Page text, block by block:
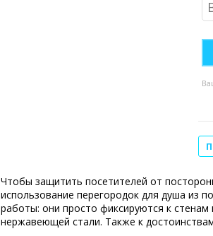
Чтобы защитить посетителей от
использование перегородок для душа из
работы: они просто фиксируются к
нержавеющей стали. Также к